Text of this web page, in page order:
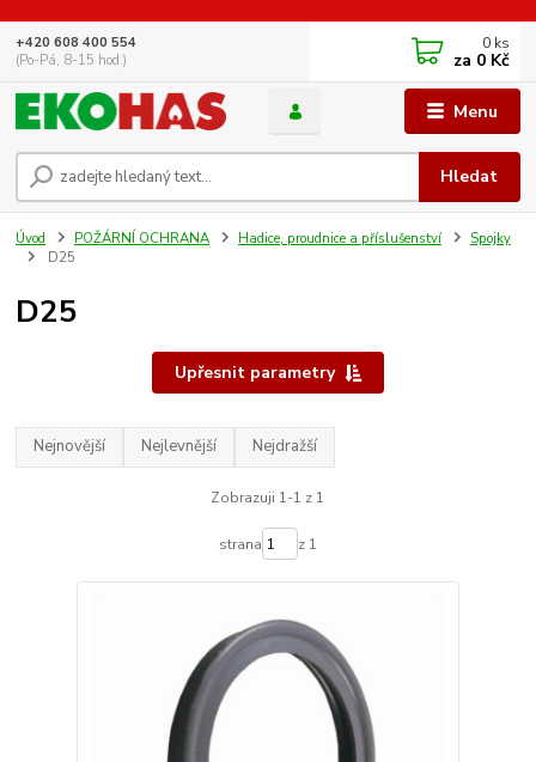
Menu
Hledat
+420 608 400 554
(Po-Pá, 8-15 hod.)
0 ks
za 0 Kč
Úvod POŽÁRNÍ OCHRANA Hadice, proudnice a příslušenství
Spojky
D25
D25
Upřesnit parametry
Nejnovější Nejlevnější Nejdražší
Zobrazuji 1-1 z 1
strana z 1